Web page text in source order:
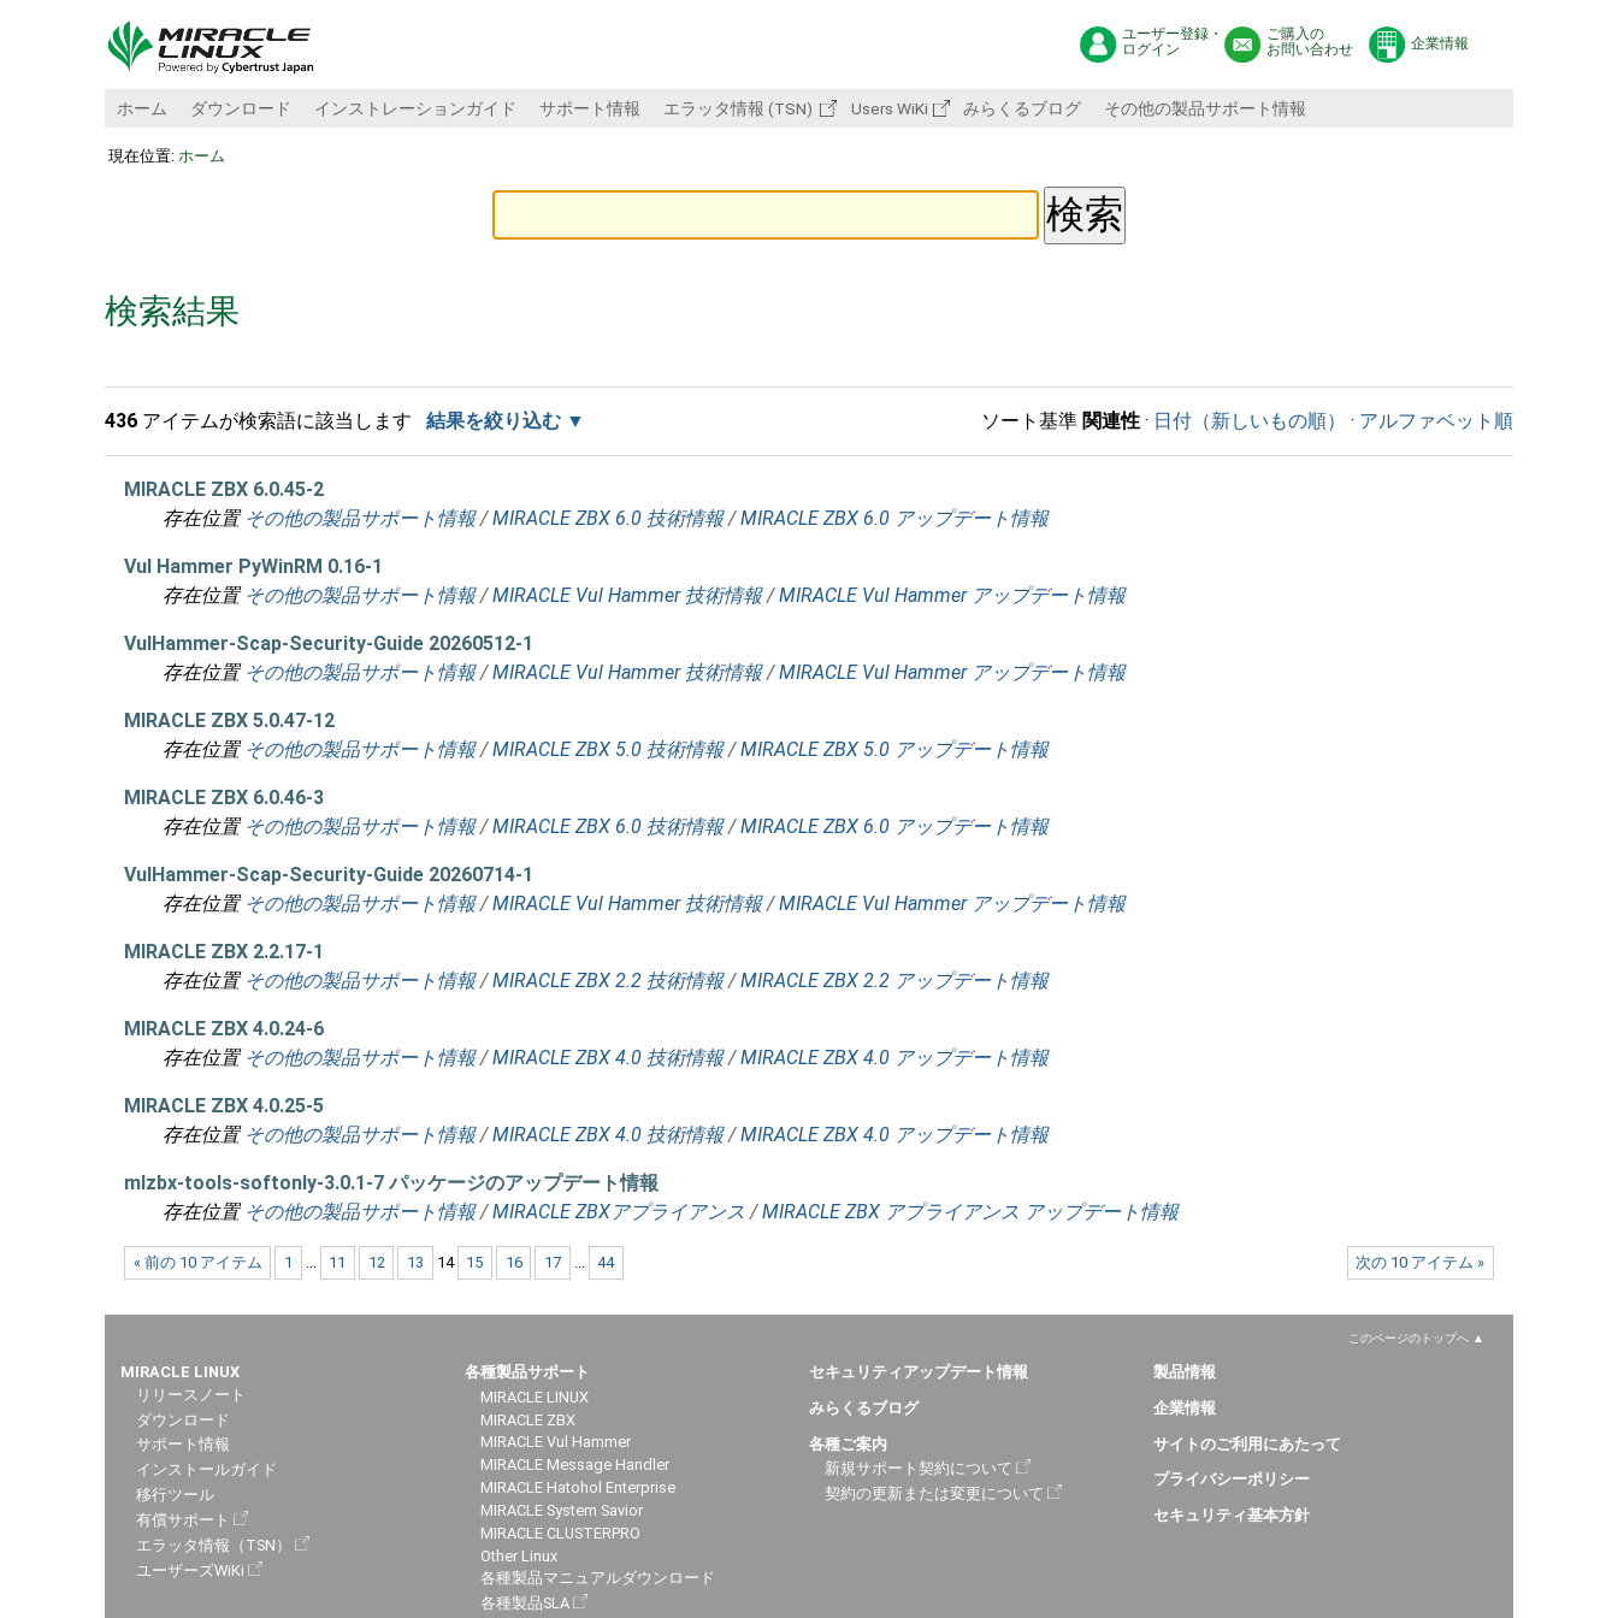
ユーザー登録・
ログイン
ご購入の
お問い合わせ
企業情報
ホーム ダウンロード インストレーションガイド サポート情報 エラッタ情報 (TSN) Users WiKi みらくるブログ その他の製品サポート情報
現在位置: ホーム
検索結果
436 アイテムが検索語に該当します 結果を絞り込む ソート基準 関連性 · 日付（新しいもの順） · アルファベット順
MIRACLE ZBX 6.0.45-2
存在位置 その他の製品サポート情報 /MIRACLE ZBX 6.0 技術情報 /MIRACLE ZBX 6.0 アップデート情報
Vul Hammer PyWinRM 0.16-1
存在位置 その他の製品サポート情報 /MIRACLE Vul Hammer 技術情報 /MIRACLE Vul Hammer アップデート情報
VulHammer-Scap-Security-Guide 20260512-1
存在位置 その他の製品サポート情報 /MIRACLE Vul Hammer 技術情報 /MIRACLE Vul Hammer アップデート情報
MIRACLE ZBX 5.0.47-12
存在位置 その他の製品サポート情報 /MIRACLE ZBX 5.0 技術情報 /MIRACLE ZBX 5.0 アップデート情報
MIRACLE ZBX 6.0.46-3
存在位置 その他の製品サポート情報 /MIRACLE ZBX 6.0 技術情報 /MIRACLE ZBX 6.0 アップデート情報
VulHammer-Scap-Security-Guide 20260714-1
存在位置 その他の製品サポート情報 /MIRACLE Vul Hammer 技術情報 /MIRACLE Vul Hammer アップデート情報
MIRACLE ZBX 2.2.17-1
存在位置 その他の製品サポート情報 /MIRACLE ZBX 2.2 技術情報 /MIRACLE ZBX 2.2 アップデート情報
MIRACLE ZBX 4.0.24-6
存在位置 その他の製品サポート情報 /MIRACLE ZBX 4.0 技術情報 /MIRACLE ZBX 4.0 アップデート情報
MIRACLE ZBX 4.0.25-5
存在位置 その他の製品サポート情報 /MIRACLE ZBX 4.0 技術情報 /MIRACLE ZBX 4.0 アップデート情報
mlzbx-tools-softonly-3.0.1-7 パッケージのアップデート情報
存在位置 その他の製品サポート情報 /MIRACLE ZBXアプライアンス /MIRACLE ZBX アプライアンス アップデート情報
« 前の 10 アイテム 次の 10 アイテム »
1 ... 11 12 13 14 15 16 17 ... 44
このページのトップへ
MIRACLE LINUX
リリースノート
ダウンロード
サポート情報
インストールガイド
移行ツール
有償サポート
エラッタ情報（TSN）
ユーザーズWiKi
各種製品サポート
MIRACLE LINUX
MIRACLE ZBX
MIRACLE Vul Hammer
MIRACLE Message Handler
MIRACLE Hatohol Enterprise
MIRACLE System Savior
MIRACLE CLUSTERPRO
Other Linux
各種製品マニュアルダウンロード
各種製品SLA
セキュリティアップデート情報
みらくるブログ
各種ご案内
新規サポート契約について
契約の更新または変更について
製品情報
企業情報
サイトのご利用にあたって
プライバシーポリシー
セキュリティ基本方針